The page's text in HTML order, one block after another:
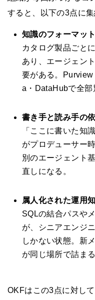
すると、以下の3点に集
知識のフォーマッ
カタログ製品ごと
あり、エージェン
要がある。
a・DataHubで全部
書き手と読み手の
「ここに書いた知
がプロデューサー
別のエージェント
直しになる。
属人化された運用
SQLの結合パスや
が、シニアエンジ
しかない状態。新
が同じ場所で詰まる
OKFはこの3点に対して